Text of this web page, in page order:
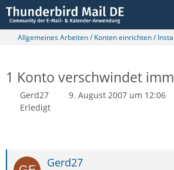
Allgemeines Arbeiten / Konten einrichten /
1 Konto verschwindet
Gerd27 9. August 2007 um 12:06
Erledigt
Gerd27